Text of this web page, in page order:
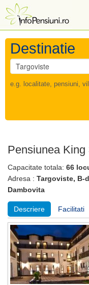
Destinatie
e.g. localitate, pensiuni,
Pensiunea King
Capacitate totala: 66
Adresa : Targoviste, B-
Dambovita
Descriere Facilitati